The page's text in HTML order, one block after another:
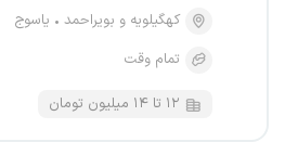
کهگیلویه و بویراحمد
یاسوج
تمام وقت
۱۲ تا ۱۴ میلیون تومان